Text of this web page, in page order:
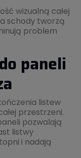
wizualną całej
schody tworzą
problem
paneli
listew
przestrzeni.
pozwalają
listwy
i nadają